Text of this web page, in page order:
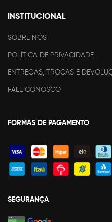
INSTITUCIONAL
SOBRE NÓS
POLÍTICA DE PRIVACIDADE
ENTREGAS, TROCAS E
FALE CONOSCO
FORMAS DE PAGAMENTO
SEGURANÇA